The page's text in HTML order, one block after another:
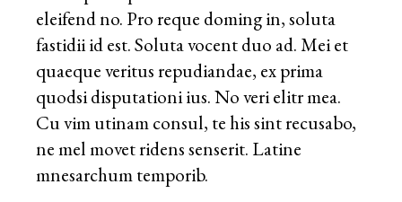
eleifend no. Pro reque doming in, soluta
fastidii id est. Soluta vocent duo ad. Mei et
quaeque veritus repudiandae, ex prima
quodsi disputationi ius. No veri elitr mea.
Cu vim utinam consul, te his sint recusabo,
ne mel movet ridens senserit. Latine
mnesarchum temporib.